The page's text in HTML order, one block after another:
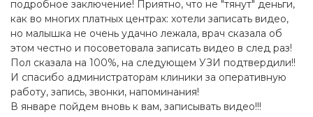
подробное заключение! Приятно, что не "тянут" деньги,
как во многих платных центрах: хотели записать видео,
но малышка не очень удачно лежала, врач сказала об
этом честно и посоветовала записать видео в след раз!
Пол сказала на 100%, на следующем УЗИ подтвердили!!
И спасибо администраторам клиники за оперативную
работу, запись, звонки, напоминания!
В январе пойдем вновь к вам, записывать видео!!!